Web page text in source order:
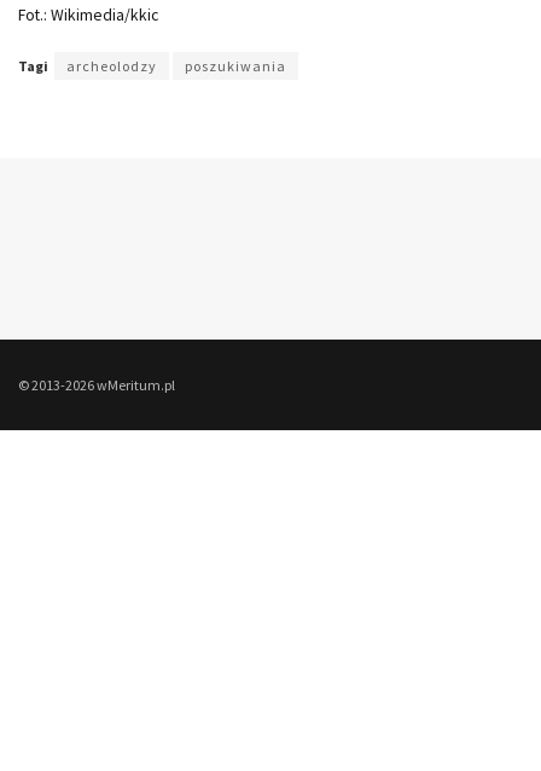
Fot.: Wikimedia/kkic
Tagi archeolodzy poszukiwania
© 2013-2026 wMeritum.pl